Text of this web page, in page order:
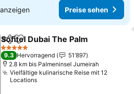
anzeigen Preise sehen
TeilenZu Favoriten hinzufügen
Sofitel Dubai The Palm
5 Sterne
9.3 Hervorragend
51’897
2.8 km bis Palmeninsel Jumeirah
Vielfältige kulinarische Reise mit 12
Locations